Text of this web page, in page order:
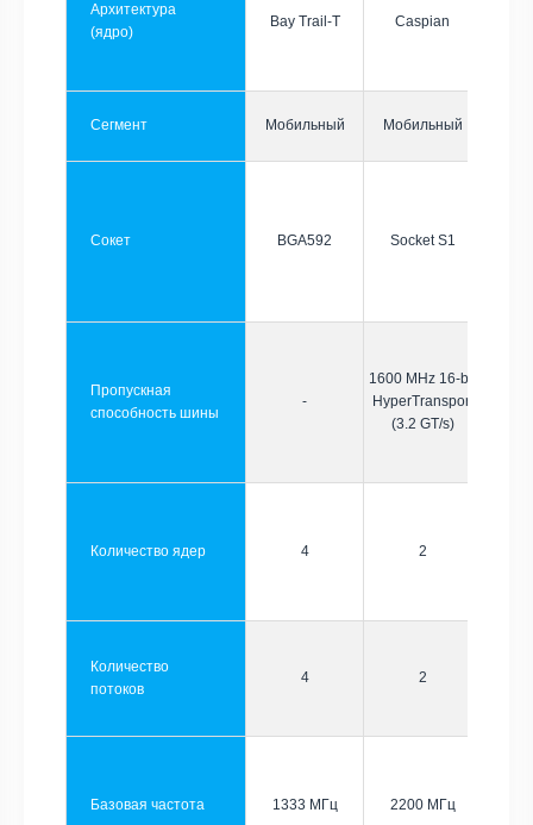
Архитектура
(ядро)
Bay Trail-T Caspian
Сегмент Мобильный Мобильный
Сокет BGA592 Socket S1
Пропускная
способность шины
-
1600 MHz 16-bit
HyperTransport
(3.2 GT/s)
Количество ядер 4 2
Количество
потоков
4 2
Базовая частота 1333 МГц 2200 МГц